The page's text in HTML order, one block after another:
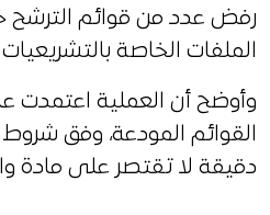
رفض عدد من قوائم الترشح
الملفات الخاصة
وأوضح أن العملية
القوائم المودعة، وفق
دقيقة لا تقتصر على مادة